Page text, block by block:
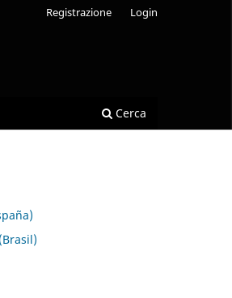
Cerca
Registrazione Login